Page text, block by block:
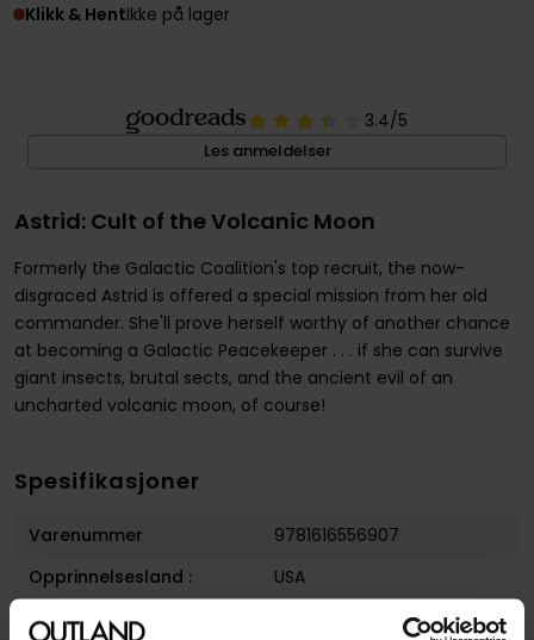
Klikk & HentIkke på lager
3.4/5
Les anmeldelser
Astrid: Cult of the Volcanic Moon
Formerly the Galactic Coalition's top recruit, the now-
disgraced Astrid is offered a special mission from her old
commander. She'll prove herself worthy of another chance
at becoming a Galactic Peacekeeper . . . if she can survive
giant insects, brutal sects, and the ancient evil of an
uncharted volcanic moon, of course!
Spesifikasjoner
Varenummer
9781616556907
Opprinnelsesland :
USA
Format